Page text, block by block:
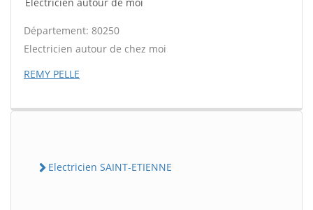
Département: 80250
Electricien autour de chez moi
REMY PELLE
Electricien SAINT-ETIENNE